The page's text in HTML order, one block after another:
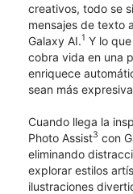
creativos, todo se
mensajes de texto
Galaxy AI.1 Y lo
cobra vida en una
enriquece
sean más
Cuando llega la
Photo Assist3 con
eliminando
explorar estilos
ilustraciones